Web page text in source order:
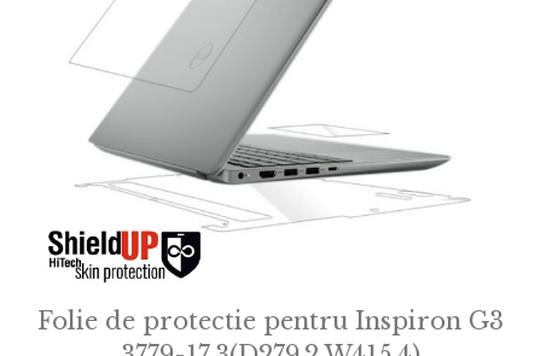
Folie de protectie pentru Inspiron G3